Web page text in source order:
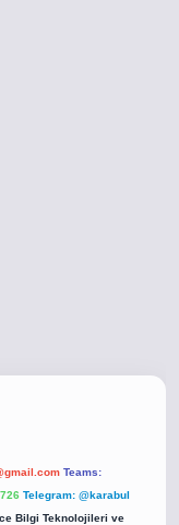
Teams:
Telegram: @karabul
Bilgi Teknolojileri ve